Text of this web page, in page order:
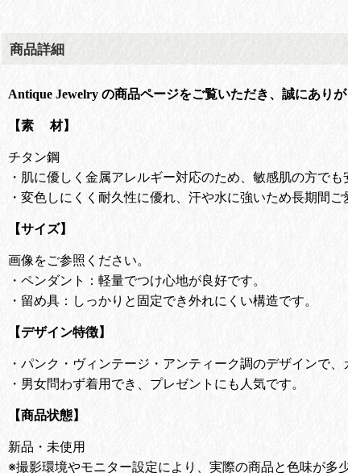
商品詳細
Antique Jewelry の商品ページをご覧いただき、誠にあり
【素 材】
チタン鋼
・肌に優しく金属アレルギー対応のため、敏感肌の方でも
・変色しにくく耐久性に優れ、汗や水に強いため長期間ご
【サイズ】
画像をご参照ください。
・ペンダント：軽量でつけ心地が良好です。
・留め具：しっかりと固定でき外れにくい構造です。
【デザイン特徴】
・ パンク・ヴィンテージ・アンティーク調のデザインで、
・ 男女問わず着用でき、プレゼントにも人気です。
【商品状態】
新品・未使用
※撮影環境やモニター設定により、実際の商品と色味が多